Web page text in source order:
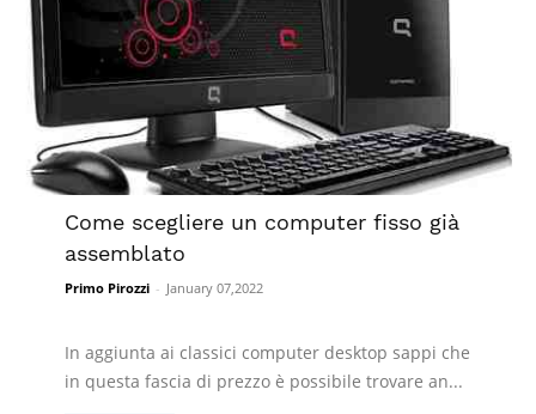
Come scegliere un computer fisso già
assemblato
Primo Pirozzi - January 07,2022
In aggiunta ai classici computer desktop sappi che
in questa fascia di prezzo è possibile trovare an...